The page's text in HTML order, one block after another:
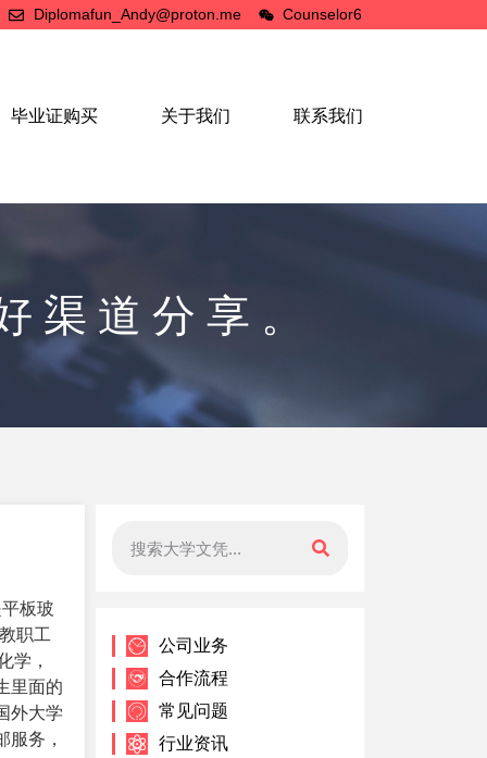
Diplomafun_Andy@proton.me Counselor6
毕业证购买 关于我们 联系我们
渠道分享。
板玻
职工
学，
里面的
外大学
务，
公司业务
合作流程
常见问题
行业资讯